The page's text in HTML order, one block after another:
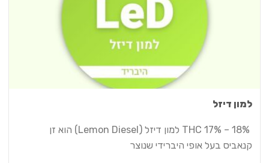
למון דיזל
THC 17% – 18% למון דיזל (Lemon Diesel) הוא זן
קנאביס בעל אופי היברידי שנוצר